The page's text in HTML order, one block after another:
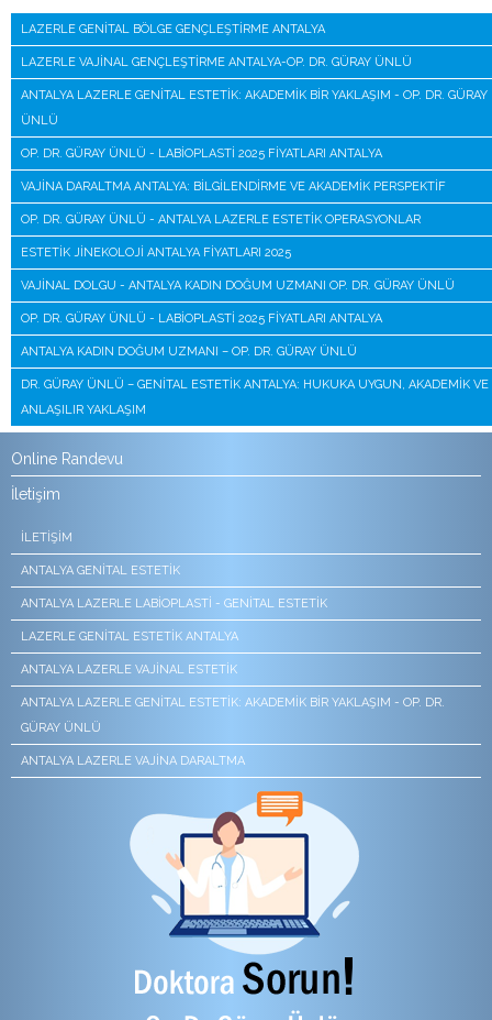
LAZERLE GENITAL BÖLGE GENÇLEŞTIRME ANTALYA
LAZERLE VAJINAL GENÇLEŞTIRME ANTALYA-OP. DR. GÜRAY ÜNLÜ
ANTALYA LAZERLE GENITAL ESTETIK: AKADEMIK BIR YAKLAŞIM - OP. DR. GÜRAY
ÜNLÜ
OP. DR. GÜRAY ÜNLÜ - LABIOPLASTI 2025 FIYATLARI ANTALYA
VAJINA DARALTMA ANTALYA: BILGILENDIRME VE AKADEMIK PERSPEKTIF
OP. DR. GÜRAY ÜNLÜ - ANTALYA LAZERLE ESTETIK OPERASYONLAR
ESTETIK JINEKOLOJI ANTALYA FIYATLARI 2025
VAJINAL DOLGU - ANTALYA KADIN DOĞUM UZMANI OP. DR. GÜRAY ÜNLÜ
OP. DR. GÜRAY ÜNLÜ - LABIOPLASTI 2025 FIYATLARI ANTALYA
ANTALYA KADIN DOĞUM UZMANI – OP. DR. GÜRAY ÜNLÜ
DR. GÜRAY ÜNLÜ – GENITAL ESTETIK ANTALYA: HUKUKA UYGUN, AKADEMIK VE
ANLAŞILIR YAKLAŞIM
Online Randevu
İletişim
İLETIŞIM
ANTALYA GENITAL ESTETIK
ANTALYA LAZERLE LABIOPLASTI - GENITAL ESTETIK
LAZERLE GENITAL ESTETIK ANTALYA
ANTALYA LAZERLE VAJINAL ESTETIK
ANTALYA LAZERLE GENITAL ESTETIK: AKADEMIK BIR YAKLAŞIM - OP. DR.
GÜRAY ÜNLÜ
ANTALYA LAZERLE VAJINA DARALTMA